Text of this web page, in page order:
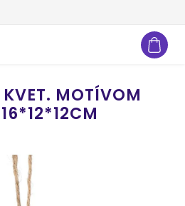
Hľadať
KVET. MOTÍVOM